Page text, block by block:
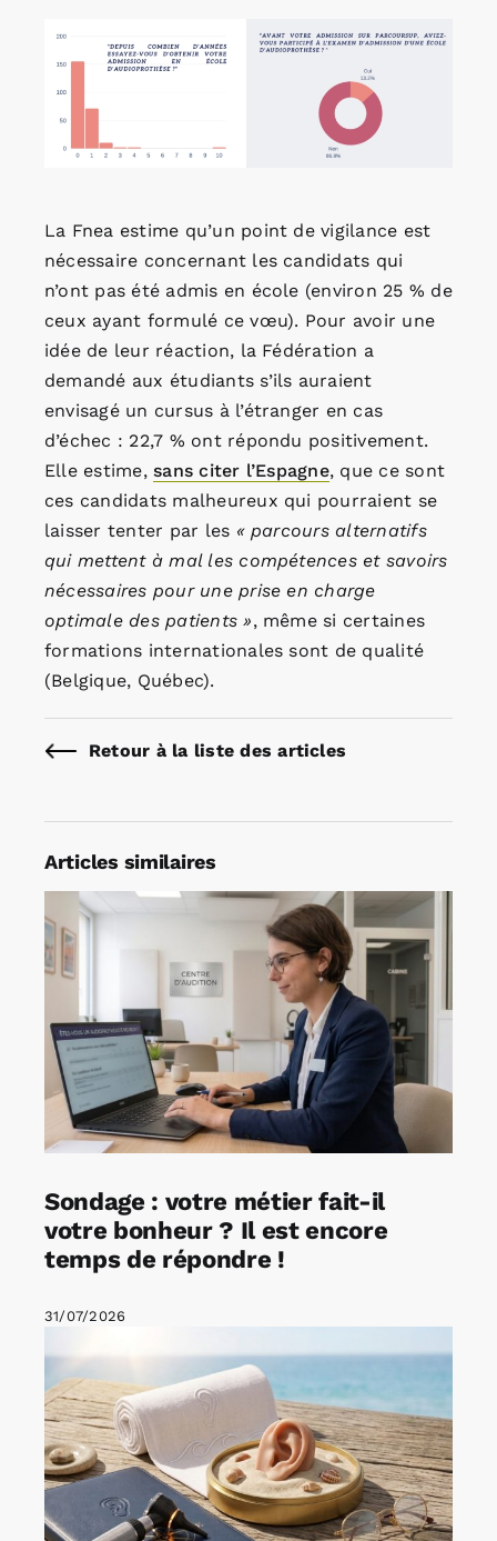
La Fnea estime qu’un point de vigilance est
nécessaire concernant les candidats qui
n’ont pas été admis en école (environ 25 % de
ceux ayant formulé ce vœu). Pour avoir une
idée de leur réaction, la Fédération a
demandé aux étudiants s’ils auraient
envisagé un cursus à l’étranger en cas
d’échec : 22,7 % ont répondu positivement.
Elle estime,sans citer l’Espagne, que ce sont
ces candidats malheureux qui pourraient se
laisser tenter par les « parcours alternatifs
qui mettent à mal les compétences et savoirs
nécessaires pour une prise en charge
optimale des patients », même si certaines
formations internationales sont de qualité
(Belgique, Québec).
Retour à la liste des articles
Articles similaires
Sondage : votre métier fait-il
votre bonheur ? Il est encore
temps de répondre !
31/07/2026